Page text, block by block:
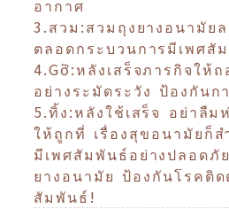
อากาศ
3.สวม:สวมถุงยางอนามัย
ตลอดกระบวนการมีเพศสั
4.Gỡ:หลังเสร็จภารกิจให้
อย่างระมัดระวัง ป้องกันก
5.ทิ้ง:หลังใช้เสร็จ อย่าลื
ให้ถูกที่ เรื่องสุขอนามัยก็
มีเพศสัมพันธ์อย่างปลอดภั
ยางอนามัย ป้องกันโรคติด
สัมพันธ์!